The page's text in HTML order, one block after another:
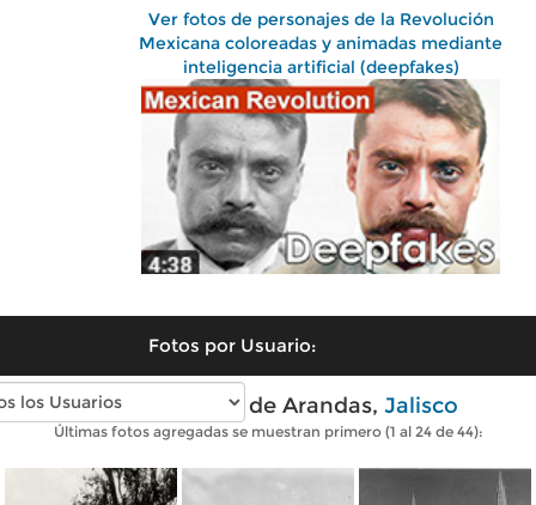
Ver fotos de personajes de la Revolución
Mexicana coloreadas y animadas mediante
inteligencia artificial (deepfakes)
Fotos por Usuario:
Fotos antiguas de Arandas, Jalisco
Últimas fotos agregadas se muestran primero (1 al 24 de 44):